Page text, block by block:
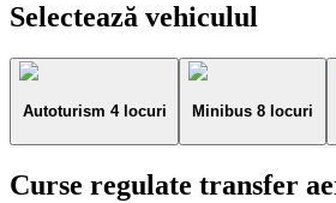
Selectează vehiculul
Autoturism 4 locuri Minibus 8 locuri
Curse regulate transfer